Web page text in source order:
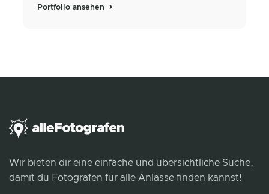
Portfolio ansehen
Wir bieten dir eine einfache und übersichtliche Suche,
damit du Fotografen für alle Anlässe finden kannst!